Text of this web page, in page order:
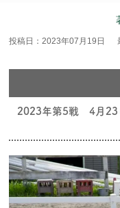
投稿日：2023年07月19日
2023年第5戦 4月23